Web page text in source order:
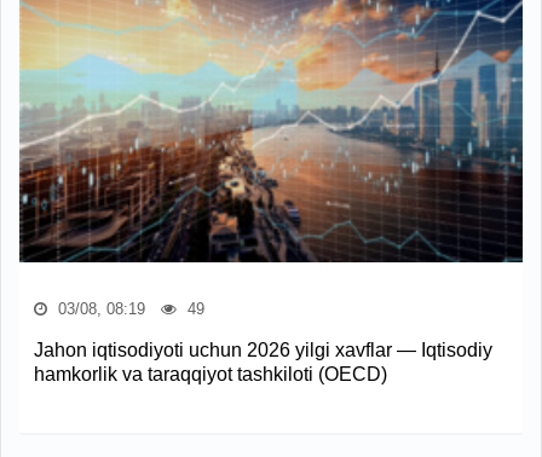
03/08, 08:19 49
Jahon iqtisodiyoti uchun 2026 yilgi xavflar — Iqtisodiy
hamkorlik va taraqqiyot tashkiloti (OECD)